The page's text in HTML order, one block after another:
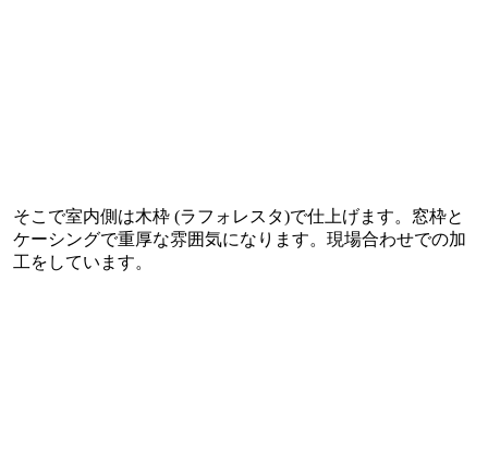
そこで室内側は木枠 (ラフォレスタ)で仕上げます。窓枠と
ケーシングで重厚な雰囲気になります。現場合わせでの加
工をしています。